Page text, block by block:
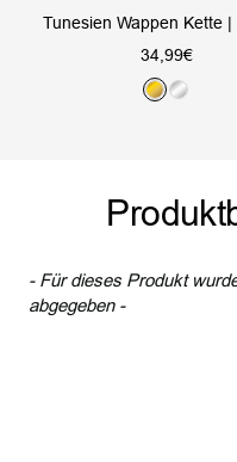
Tunesien Wappen Kette |
34,99€
G S
e
- Für dieses Produkt
abgegeben -
New content loaded